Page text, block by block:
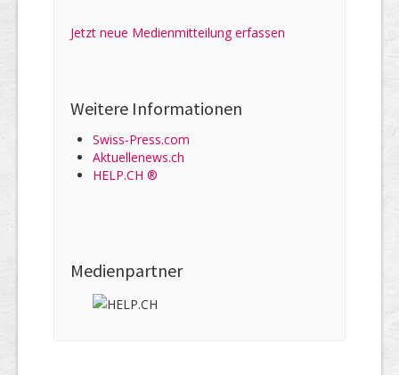
Jetzt neue Medienmitteilung erfassen
Weitere Informationen
Swiss-Press.com
Aktuellenews.ch
HELP.CH ®
Medienpartner